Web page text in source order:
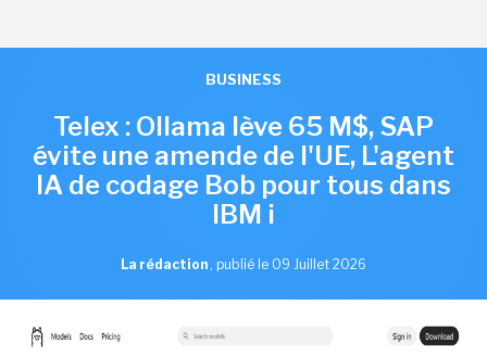
BUSINESS
Telex : Ollama lève 65 M$, SAP
évite une amende de l'UE, L'agent
IA de codage Bob pour tous dans
IBM i
La rédaction , publié le 09 Juillet 2026